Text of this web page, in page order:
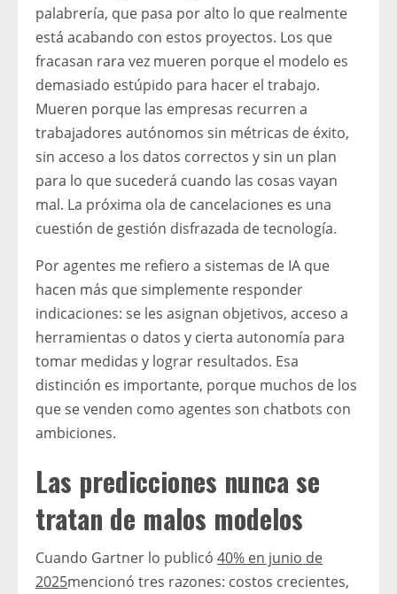
palabrería, que pasa por alto lo que realmente
está acabando con estos proyectos. Los que
fracasan rara vez mueren porque el modelo es
demasiado estúpido para hacer el trabajo.
Mueren porque las empresas recurren a
trabajadores autónomos sin métricas de éxito,
sin acceso a los datos correctos y sin un plan
para lo que sucederá cuando las cosas vayan
mal. La próxima ola de cancelaciones es una
cuestión de gestión disfrazada de tecnología.
Por agentes me refiero a sistemas de IA que
hacen más que simplemente responder
indicaciones: se les asignan objetivos, acceso a
herramientas o datos y cierta autonomía para
tomar medidas y lograr resultados. Esa
distinción es importante, porque muchos de los
que se venden como agentes son chatbots con
ambiciones.
Las predicciones nunca se
tratan de malos modelos
Cuando Gartner lo publicó 40% en junio de
2025mencionó tres razones: costos crecientes,